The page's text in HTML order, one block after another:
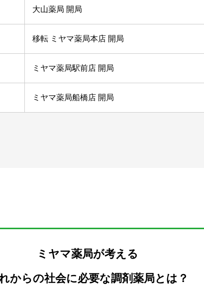
大山薬局 開局
移転 ミヤマ薬局本店 開局
ミヤマ薬局駅前店 開局
ミヤマ薬局船橋店 開局
ミヤマ薬局が考える
からの社会に必要な調剤薬局とは？